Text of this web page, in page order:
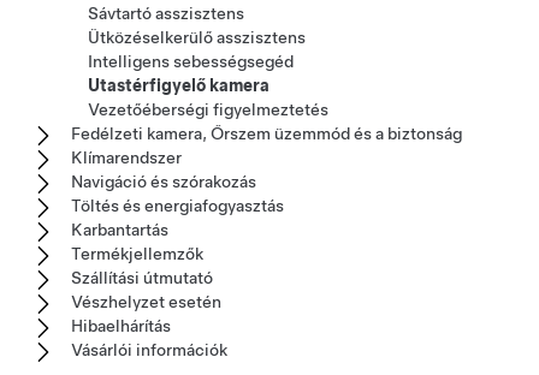
Sávtartó asszisztens
Ütközéselkerülő asszisztens
Intelligens sebességsegéd
Utastérfigyelő kamera
Vezetőéberségi figyelmeztetés
Fedélzeti kamera, Őrszem üzemmód és a biztonság
Klímarendszer
Navigáció és szórakozás
Töltés és energiafogyasztás
Karbantartás
Termékjellemzők
Szállítási útmutató
Vészhelyzet esetén
Hibaelhárítás
Vásárlói információk